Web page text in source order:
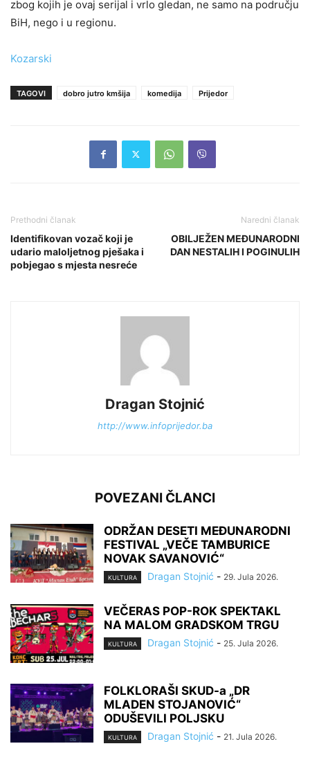
zbog kojih je ovaj serijal i vrlo gledan, ne samo na području
BiH, nego i u regionu.
Kozarski
TAGOVI dobro jutro kmšija komedija Prijedor
Prethodni članak
Identifikovan vozač koji je
udario maloljetnog pješaka i
pobjegao s mjesta nesreće
Naredni članak
OBILJEŽEN MEĐUNARODNI
DAN NESTALIH I POGINULIH
Dragan Stojnić
http://www.infoprijedor.ba
POVEZANI ČLANCI
ODRŽAN DESETI MEĐUNARODNI
FESTIVAL „VEČE TAMBURICE
NOVAK SAVANOVIĆ“
KULTURA Dragan Stojnić - 29. Jula 2026.
VEČERAS POP-ROK SPEKTAKL
NA MALOM GRADSKOM TRGU
KULTURA Dragan Stojnić - 25. Jula 2026.
FOLKLORAŠI SKUD-a „DR
MLADEN STOJANOVIĆ“
ODUŠEVILI POLJSKU
KULTURA Dragan Stojnić - 21. Jula 2026.